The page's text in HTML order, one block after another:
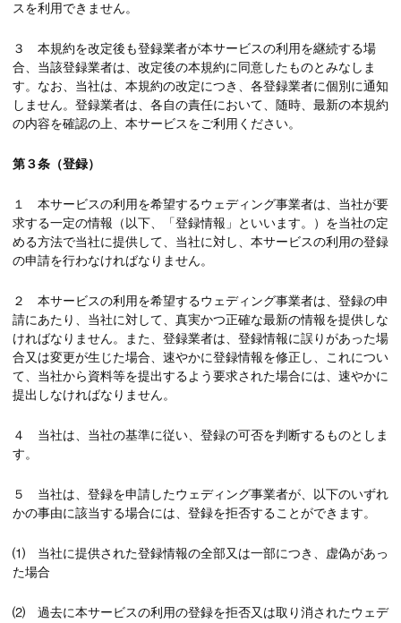
スを利用できません。
３ 本規約を改定後も登録業者が本サービスの利用を継続する場
合、当該登録業者は、改定後の本規約に同意したものとみなしま
す。なお、当社は、本規約の改定につき、各登録業者に個別に通知
しません。登録業者は、各自の責任において、随時、最新の本規約
の内容を確認の上、本サービスをご利用ください。
第３条（登録）
１ 本サービスの利用を希望するウェディング事業者は、当社が要
求する一定の情報（以下、「登録情報」といいます。）を当社の定
める方法で当社に提供して、当社に対し、本サービスの利用の登録
の申請を行わなければなりません。
２ 本サービスの利用を希望するウェディング事業者は、登録の申
請にあたり、当社に対して、真実かつ正確な最新の情報を提供しな
ければなりません。また、登録業者は、登録情報に誤りがあった場
合又は変更が生じた場合、速やかに登録情報を修正し、これについ
て、当社から資料等を提出するよう要求された場合には、速やかに
提出しなければなりません。
４ 当社は、当社の基準に従い、登録の可否を判断するものとしま
す。
５ 当社は、登録を申請したウェディング事業者が、以下のいずれ
かの事由に該当する場合には、登録を拒否することができます。
⑴ 当社に提供された登録情報の全部又は一部につき、虚偽があっ
た場合
⑵ 過去に本サービスの利用の登録を拒否又は取り消されたウェデ